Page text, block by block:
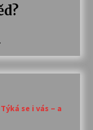
se i vás – a